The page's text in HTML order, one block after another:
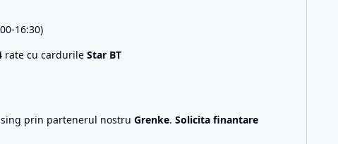
16:30)
rate cu cardurile Star BT
prin partenerul nostru Grenke. Solicita finantare